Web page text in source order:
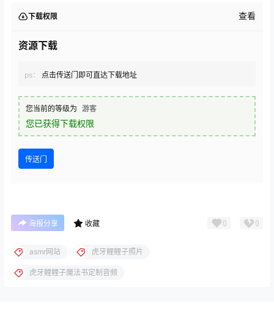
下载权限 查看
资源下载
ps： 点击传送门即可直达下载地址
您当前的等级为 游客
您已获得下载权限
传送门
海报分享 收藏 0 0
asmr网站 虎牙鲤鲤子照片
虎牙鲤鲤子魔法书定制音频